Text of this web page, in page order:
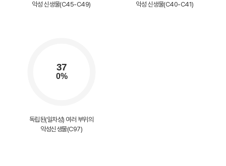
악성 신생물(C45-C49)
악성 신생물(C40-C41)
독립된(일차성) 여러 부위의
악성신생물(C97)